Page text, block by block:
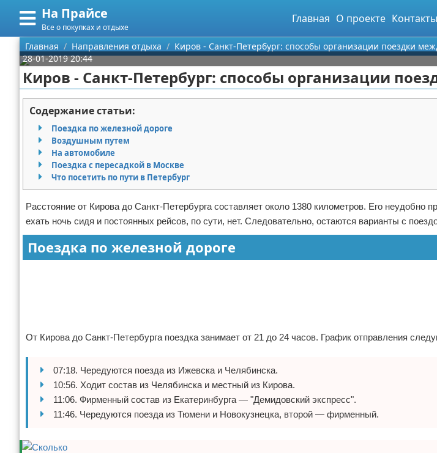
На Прайсе
Все о покупках и отдыхе
Главная О проекте Контакты
Меню
Главная
Категории
Разное про покупки
Aliexpress
Сделай онлайн
Кемпинг
Круизы
Направления отдыха
Что посетить
Полезное для туристов
Отдых на природе
Аренда автомобилей
Документы и визы
Поиск
О проекте
Контакты
Сотрудничество
Размещение рекламы
Для правообладателей
Условия предоставления информации
Главная Направления отдыха
Киров - Санкт-Петербург: способы организации поездки
28-01-2019 20:44
Киров - Санкт-Петербург: способы организации
Содержание статьи:
Поездка по железной дороге
Воздушным путем
На автомобиле
Поездка с пересадкой в Москве
Что посетить по пути в Петербург
Расстояние от Кирова до Санкт-Петербурга составляет около 1380 километров. Его неудобно
ехать ночь сидя и постоянных рейсов, по сути, нет. Следовательно, остаются варианты с
Поездка по железной дороге
От Кирова до Санкт-Петербурга поездка занимает от 21 до 24 часов. График отправления
07:18. Чередуются поезда из Ижевска и Челябинска.
10:56. Ходит состав из Челябинска и местный из Кирова.
11:06. Фирменный состав из Екатеринбурга — "Демидовский экспресс".
11:46. Чередуются поезда из Тюмени и Новокузнецка, второй — фирменный.